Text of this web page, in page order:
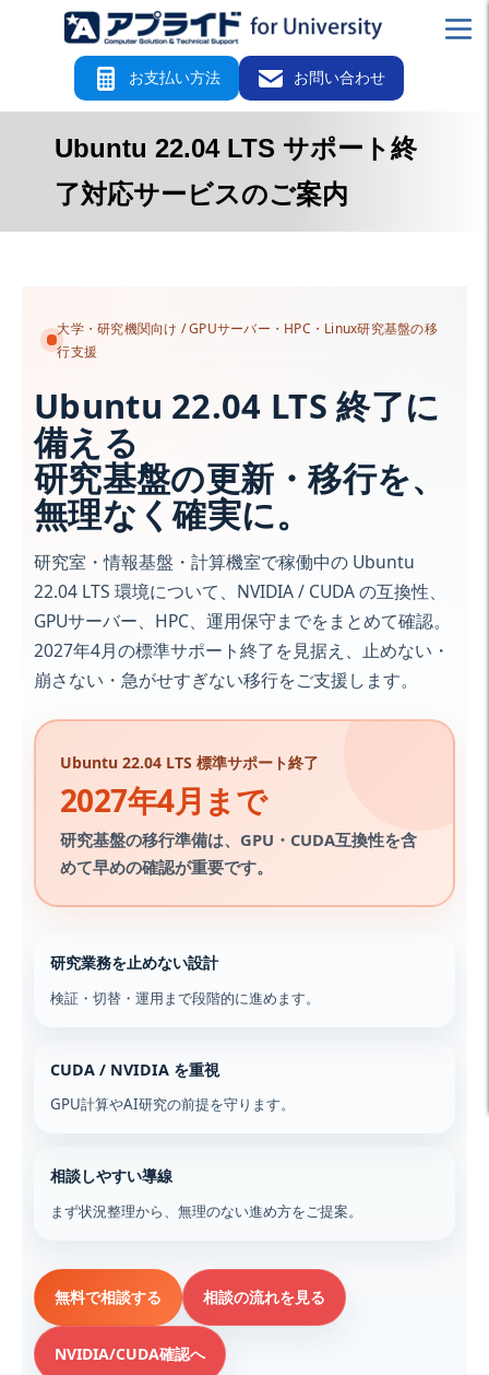
お支払い方法 お問い合わせ
Ubuntu 22.04 LTS サポート終
了対応サービスのご案内
大学・研究機関向け / GPUサーバー・HPC・Linux研究基盤の移
行支援
Ubuntu 22.04 LTS 終了に
備える
研究基盤の更新・移行を、
無理なく確実に。
研究室・情報基盤・計算機室で稼働中の Ubuntu
22.04 LTS 環境について、NVIDIA / CUDA の互換性、
GPUサーバー、HPC、運用保守までをまとめて確認。
2027年4月の標準サポート終了を見据え、止めない・
崩さない・急がせすぎない移行をご支援します。
Ubuntu 22.04 LTS 標準サポート終了
2027年4月まで
研究基盤の移行準備は、GPU・CUDA互換性を含
めて早めの確認が重要です。
研究業務を止めない設計
検証・切替・運用まで段階的に進めます。
CUDA / NVIDIA を重視
GPU計算やAI研究の前提を守ります。
相談しやすい導線
まず状況整理から、無理のない進め方をご提案。
無料で相談する 相談の流れを見る
NVIDIA/CUDA確認へ